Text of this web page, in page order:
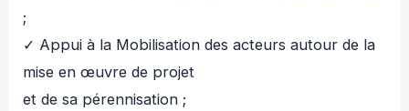
;
✓ Appui à la Mobilisation des acteurs autour de la
mise en œuvre de projet
et de sa pérennisation ;